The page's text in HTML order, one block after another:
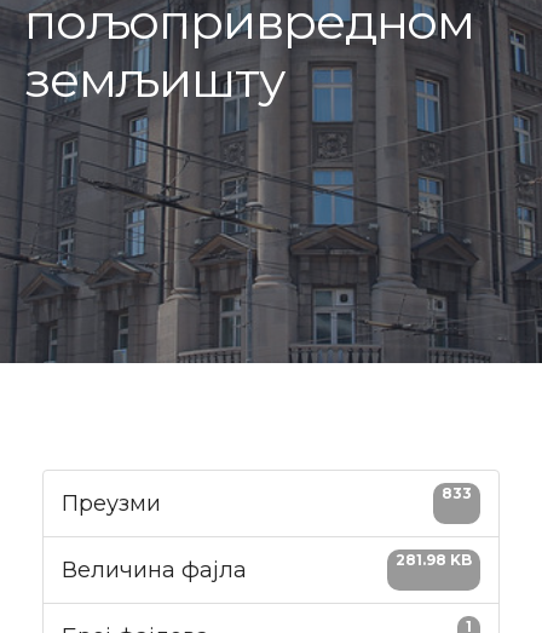
пољопривредном
земљишту
Преузми 833
Величина фајла 281.98 KB
1